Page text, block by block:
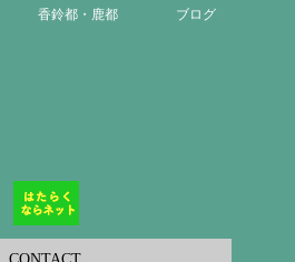
香鈴都・鹿都
ブログ